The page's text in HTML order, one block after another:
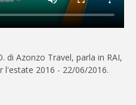
di Azonzo Travel, parla in RAI,
l'estate 2016 - 22/06/2016.